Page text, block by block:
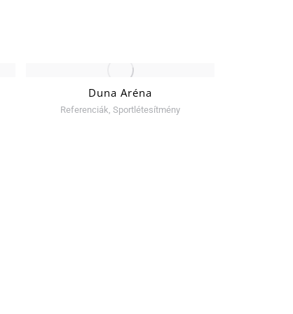
Duna Aréna
Referenciák,Sportlétesítmény